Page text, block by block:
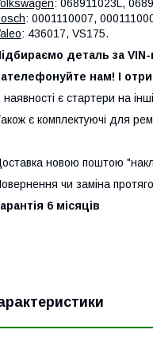
: 068911023L,
: 0001110007,
: 436017, VS175.
деталь за
нам! І
наявності є стартери на
є комплектуючі для
новою поштою
чи заміна
6 місяців